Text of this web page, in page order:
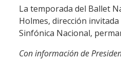
La temporada del Ballet
Holmes, dirección invitada
Sinfónica Nacional,
Con información de